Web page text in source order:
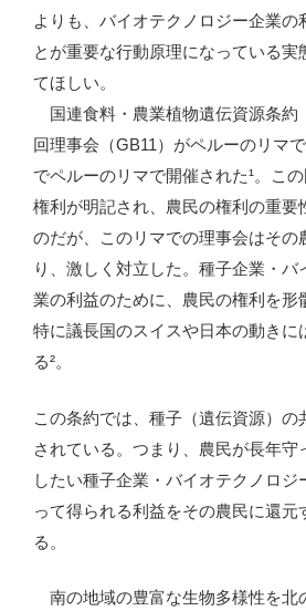
よりも、バイオテクノロジー企業の
とが重要な行動原理になっている実
てほしい。
国連食料・農業植物遺伝資源条約
回理事会（GB11）がペルーのリマ
でペルーのリマで開催された¹。こ
権利が明記され、農民の権利の重要
のだが、このリマでの理事会はその
り、激しく対立した。種子企業・バ
業の利益のために、農民の権利を形
特に議長国のスイスや日本の動きに
る²。
この条約では、種子（遺伝資源）の
されている。つまり、農民が長年守
したい種子企業・バイオテクノロジ
って得られる利益をその農民に還元
る。
南の地域の豊富な生物多様性を北